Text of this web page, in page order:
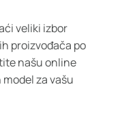
veliki izbor
proizvođača po
našu online
za vašu